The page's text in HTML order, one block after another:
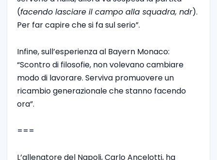
(facendo lasciare il campo alla squadra, ndr).
Per far capire che si fa sul serio”.
Infine, sull’esperienza al Bayern Monaco:
“Scontro di filosofie, non volevano cambiare
modo di lavorare. Serviva promuovere un
ricambio generazionale che stanno facendo
ora”.
===
L’allenatore del Napoli, Carlo Ancelotti, ha